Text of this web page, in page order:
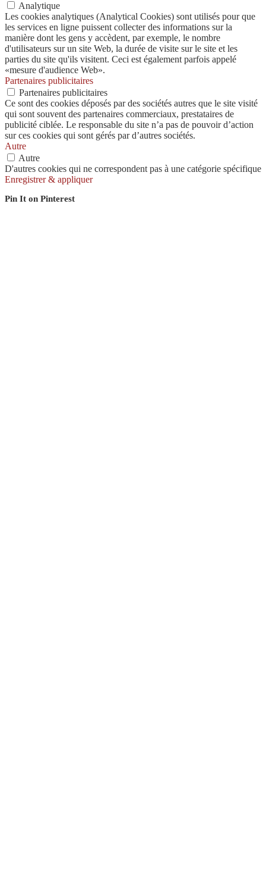
Analytique
Les cookies analytiques (Analytical Cookies) sont utilisés pour que
les services en ligne puissent collecter des informations sur la
manière dont les gens y accèdent, par exemple, le nombre
d'utilisateurs sur un site Web, la durée de visite sur le site et les
parties du site qu'ils visitent. Ceci est également parfois appelé
«mesure d'audience Web».
Partenaires publicitaires
Partenaires publicitaires
Ce sont des cookies déposés par des sociétés autres que le site visité
qui sont souvent des partenaires commerciaux, prestataires de
publicité ciblée. Le responsable du site n’a pas de pouvoir d’action
sur ces cookies qui sont gérés par d’autres sociétés.
Autre
Autre
D'autres cookies qui ne correspondent pas à une catégorie spécifique
Enregistrer & appliquer
Pin It on Pinterest